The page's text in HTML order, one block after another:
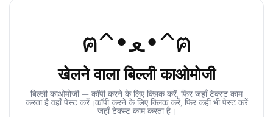
ฅ^•ﻌ•^ฅ
खेलने वाला बिल्ली काओमोजी
बिल्ली काओमोजी — कॉपी करने के लिए क्लिक करें, फिर जहाँ टेक्स्ट काम
करता है वहाँ पेस्ट करें।कॉपी करने के लिए क्लिक करें, फिर कहीं भी पेस्ट करें
जहाँ टेक्स्ट काम करता है।